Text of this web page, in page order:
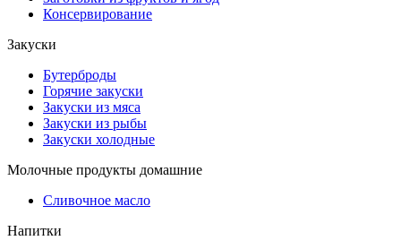
Консервирование
Закуски
Бутерброды
Горячие закуски
Закуски из мяса
Закуски из рыбы
Закуски холодные
Молочные продукты домашние
Сливочное масло
Напитки